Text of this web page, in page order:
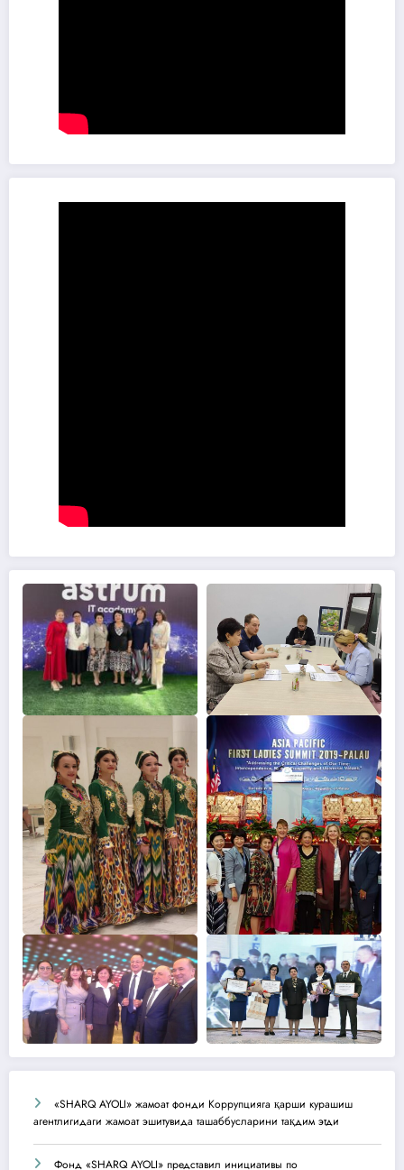
«SHARQ AYOLI» жамоат фонди Коррупцияга қарши курашиш
агентлигидаги жамоат эшитувида ташаббусларини тақдим этди
Фонд «SHARQ AYOLI» представил инициативы по